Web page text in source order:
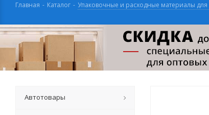
Главная - Каталог - Упаковочные и расходные материалы для
Автотовары